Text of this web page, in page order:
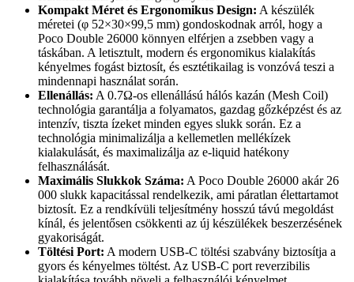
Kompakt Méret és Ergonomikus Design: A készülék
méretei (φ 52×30×99,5 mm) gondoskodnak arról, hogy a
Poco Double 26000 könnyen elférjen a zsebben vagy a
táskában. A letisztult, modern és ergonomikus kialakítás
kényelmes fogást biztosít, és esztétikailag is vonzóvá teszi a
mindennapi használat során.
Ellenállás: A 0.7Ω-os ellenállású hálós kazán (Mesh Coil)
technológia garantálja a folyamatos, gazdag gőzképzést és az
intenzív, tiszta ízeket minden egyes slukk során. Ez a
technológia minimalizálja a kellemetlen mellékízek
kialakulását, és maximalizálja az e-liquid hatékony
felhasználását.
Maximális Slukkok Száma: A Poco Double 26000 akár 26
000 slukk kapacitással rendelkezik, ami páratlan élettartamot
biztosít. Ez a rendkívüli teljesítmény hosszú távú megoldást
kínál, és jelentősen csökkenti az új készülékek beszerzésének
gyakoriságát.
Töltési Port: A modern USB-C töltési szabvány biztosítja a
gyors és kényelmes töltést. Az USB-C port reverzibilis